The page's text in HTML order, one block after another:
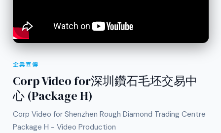
企業宣傳
Corp Video for深圳鑽石毛坯交易中
心 (Package H)
Corp Video for Shenzhen Rough Diamond Trading Centre
Package H - Video Production